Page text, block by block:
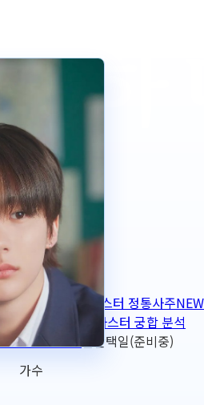
2026 토정비결 마스터 정통사주NEW
사주 판독 NEW
마스터 궁합 분석
작명 OPEN 출산택일(준비중)
가수